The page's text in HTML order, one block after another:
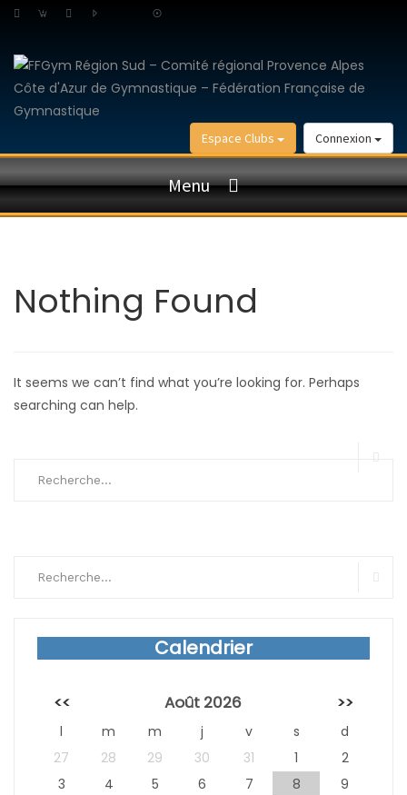
Connexion
Espace Clubs
Menu
Nothing Found
It seems we can’t find what you’re looking for. Perhaps
searching can help.
Calendrier
<< Août 2026 >>
l m m j v s
d
27
28 29 30 31 1
2
3
4 5 6 7 8
9